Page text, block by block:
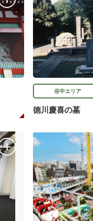
谷中エリア
徳川慶喜の墓